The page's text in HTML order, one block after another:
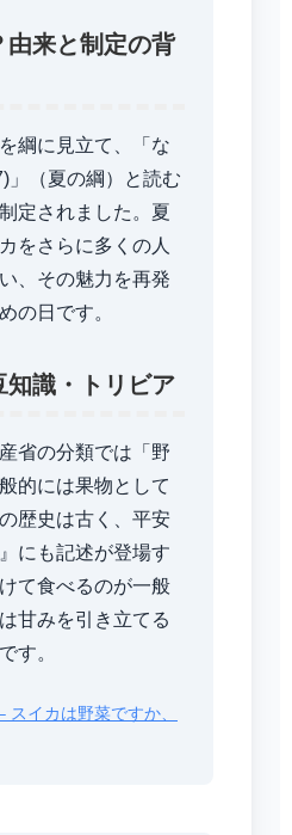
由来と制定の背
綱に見立て、「な
」（夏の綱）と読む
定されました。夏
をさらに多くの人
、その魅力を再発
の日です。
知識・トリビア
省の分類では「野
的には果物として
歴史は古く、平安
にも記述が登場す
て食べるのが一般
甘みを引き立てる
す。
スイカは野菜ですか、